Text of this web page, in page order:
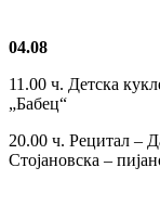
04.08
11.00 ч. Детска
„Бабец“
20.00 ч. Рецитал –
Стојановска –